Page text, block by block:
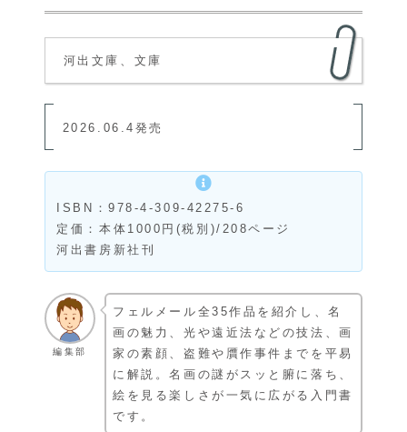
河出文庫、文庫
2026.06.4発売
ISBN：978-4-309-42275-6
定価：本体1000円(税別)/208ページ
河出書房新社刊
編集部
フェルメール全35作品を紹介し、名
画の魅力、光や遠近法などの技法、画
家の素顔、盗難や贋作事件までを平易
に解説。名画の謎がスッと腑に落ち、
絵を見る楽しさが一気に広がる入門書
です。